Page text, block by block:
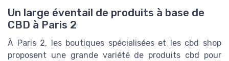
Un large éventail de produits à base de
CBD à Paris 2
À Paris 2, les boutiques spécialisées et les cbd shop
proposent une grande variété de produits cbd pour